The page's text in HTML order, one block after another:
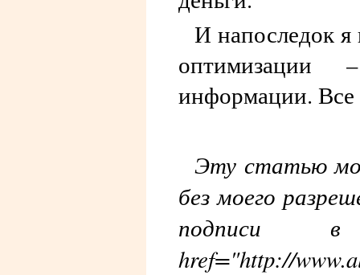
И напоследок я
оптимизации
информации. Все
Эту статью
без моего
подписи
href="http://